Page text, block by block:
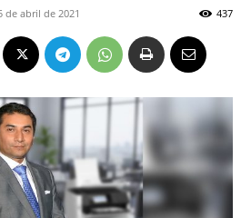
de abril de 2021 437